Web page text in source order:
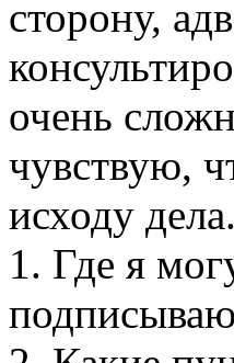
сторону,
очень
чувствую,
исходу дела.
1. Где я